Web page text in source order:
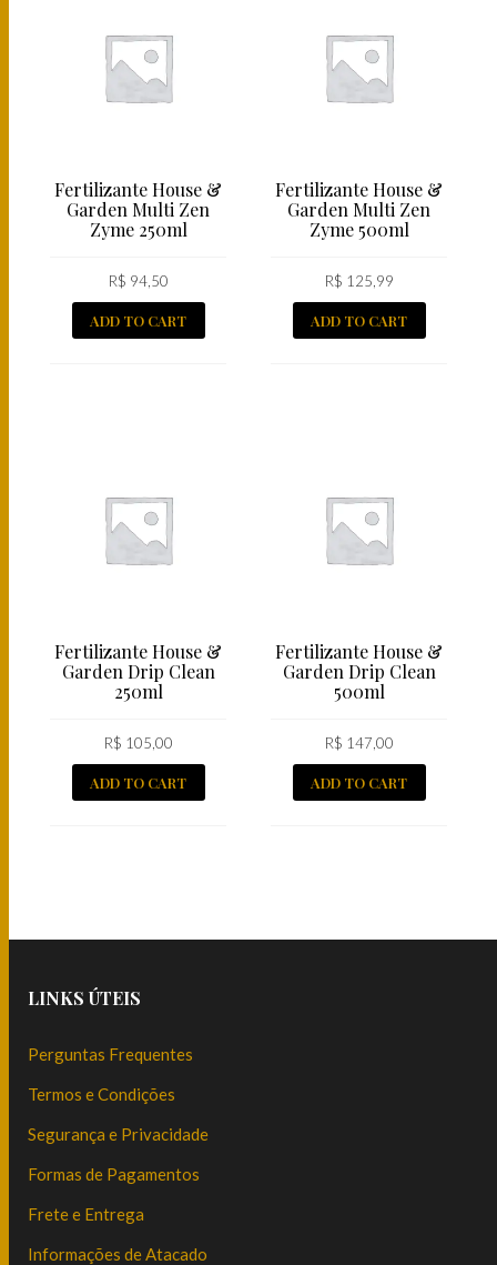
Fertilizante House &
Garden Multi Zen
Zyme 250ml
R$ 94,50
ADD TO CART
Fertilizante House &
Garden Multi Zen
Zyme 500ml
R$ 125,99
ADD TO CART
Fertilizante House &
Garden Drip Clean
250ml
R$ 105,00
ADD TO CART
Fertilizante House &
Garden Drip Clean
500ml
R$ 147,00
ADD TO CART
LINKS ÚTEIS
Perguntas Frequentes
Termos e Condições
Segurança e Privacidade
Formas de Pagamentos
Frete e Entrega
Informações de Atacado